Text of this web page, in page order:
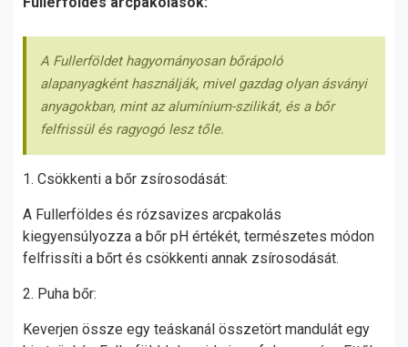
A Fullerföldet hagyományosan bőrápoló
alapanyagként használják, mivel gazdag olyan ásványi
anyagokban, mint az alumínium-szilikát, és a bőr
felfrissül és ragyogó lesz tőle.
1. Csökkenti a bőr zsírosodását:
A Fullerföldes és rózsavizes arcpakolás
kiegyensúlyozza a bőr pH értékét, természetes módon
felfrissíti a bőrt és csökkenti annak zsírosodását.
2. Puha bőr:
Keverjen össze egy teáskanál összetört mandulát egy